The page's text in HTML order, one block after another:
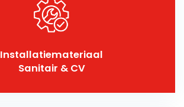
Installatiemateriaal
Sanitair & CV